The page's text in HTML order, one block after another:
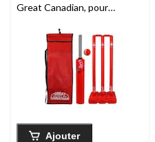
Great Canadian, pour
Ajouter